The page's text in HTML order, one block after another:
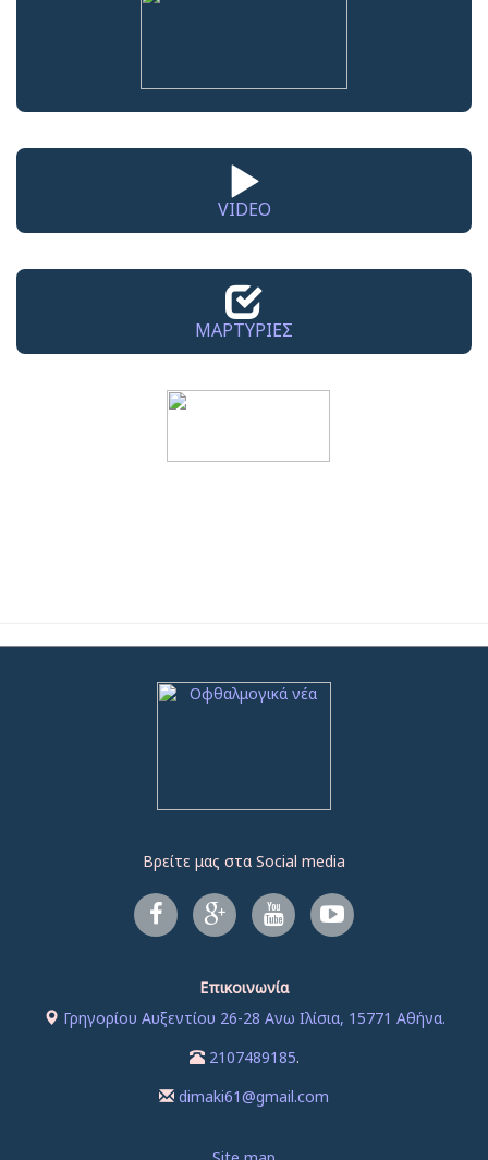
VIDEO
ΜΑΡΤΥΡΙΕΣ
Βρείτε μας στα Social media
Επικοινωνία
Γρηγορίου Αυξεντίου 26-28 Ανω Ιλίσια, 15771 Αθήνα.
2107489185.
dimaki61@gmail.com